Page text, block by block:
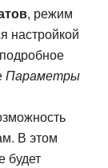
, режим
настройкой
Параметры
В этом
будет